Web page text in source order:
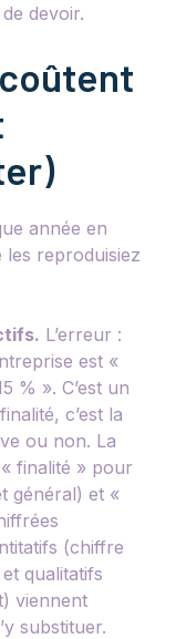
devoir.
année en
reproduisiez
L’erreur :
est «
% ». C’est un
c’est la
ou non. La
finalité » pour
général) et «
(chiffre
qualitatifs
viennent
substituer.